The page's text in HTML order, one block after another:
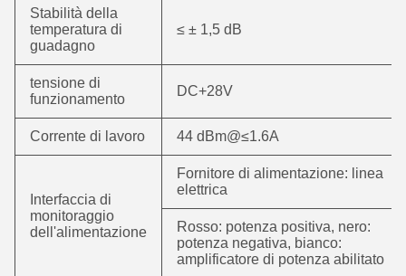
Stabilità della
temperatura di
guadagno
≤ ± 1,5 dB
tensione di
funzionamento
DC+28V
Corrente di lavoro 44 dBm@≤1.6A
Interfaccia di
monitoraggio
dell'alimentazione
Fornitore di alimentazione: linea
elettrica
Rosso: potenza positiva, nero:
potenza negativa, bianco:
amplificatore di potenza abilitato